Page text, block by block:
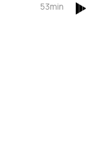
53min